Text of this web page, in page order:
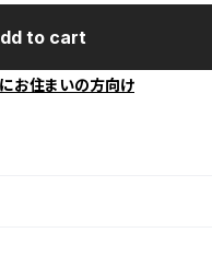
to cart
お住まいの方向け